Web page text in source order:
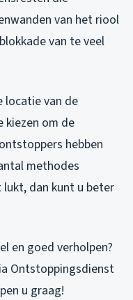
van het riool
van te veel
locatie van de
kiezen om de
hebben
methodes
lukt, dan kunt u beter
en goed verholpen?
Ontstoppingsdienst
u graag!